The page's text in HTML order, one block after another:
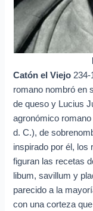
Catón el Viejo
romano nombró en
de queso y Lucius
agronómico
d. C.), de
inspirado por él, los
figuran las recetas
libum, savillum y
parecido a la
con una corteza